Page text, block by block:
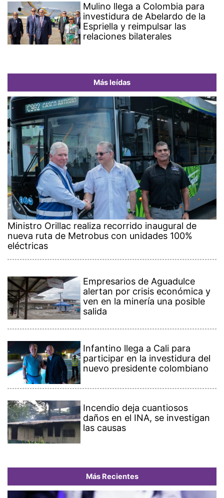
Mulino llega a Colombia para
investidura de Abelardo de la
Espriella y reimpulsar las
relaciones bilaterales
Más leídas
Ministro Orillac realiza recorrido inaugural de
nueva ruta de Metrobus con unidades 100%
eléctricas
Empresarios de Aguadulce
alertan por crisis económica y
ven en la minería una posible
salida
Infantino llega a Cali para
participar en la investidura del
nuevo presidente colombiano
Incendio deja cuantiosos
daños en el INA, se investigan
las causas
Más Recientes